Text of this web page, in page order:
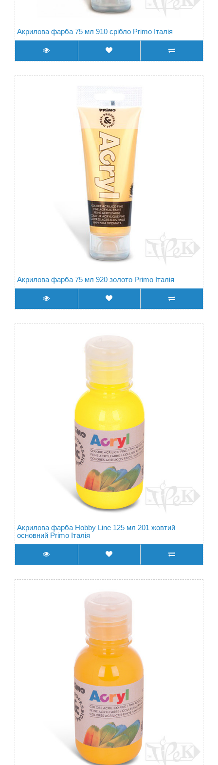
Акрилова фарба 75 мл 910 срібло Primo Італія
Акрилова фарба 75 мл 920 золото Primo Італія
Акрилова фарба Hobby Line 125 мл 201 жовтий
основний Primo Італія